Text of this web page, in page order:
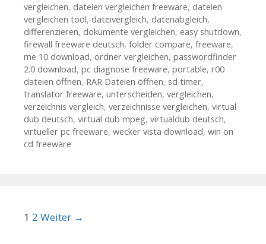
vergleichen, dateien vergleichen freeware, dateien
vergleichen tool, dateivergleich, datenabgleich,
differenzieren, dokumente vergleichen, easy shutdown,
firewall freeware deutsch, folder compare, freeware,
me 10 download, ordner vergleichen, passwordfinder
2.0 download, pc diagnose freeware, portable, r00
dateien öffnen, RAR Dateien öffnen, sd timer,
translator freeware, unterscheiden, vergleichen,
verzeichnis vergleich, verzeichnisse vergleichen, virtual
dub deutsch, virtual dub mpeg, virtualdub deutsch,
virtueller pc freeware, wecker vista download, win on
cd freeware
Beitrags-Navigation
1 2 Weiter →